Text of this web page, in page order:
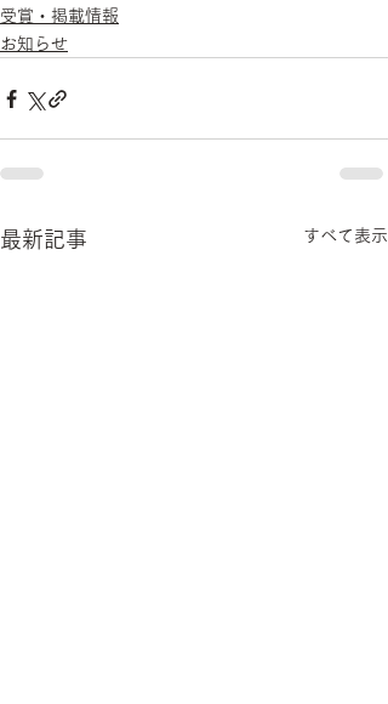
受賞・掲載情報
お知らせ
最新記事 すべて表示